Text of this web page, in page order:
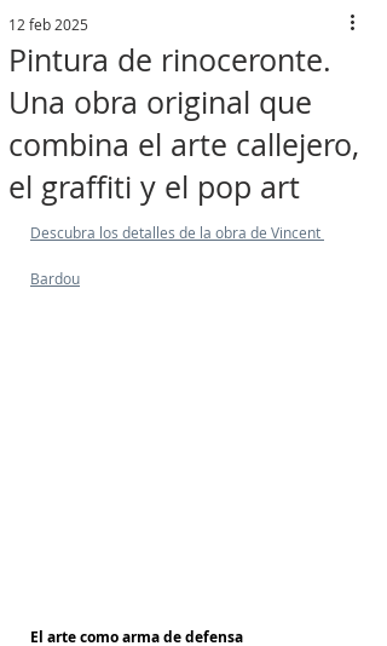
Pintura de rinoceronte.
Una obra original que
combina el arte callejero,
el graffiti y el pop art
12 feb 2025
Descubra los detalles de la obra de Vincent
Bardou
El arte como arma de defensa